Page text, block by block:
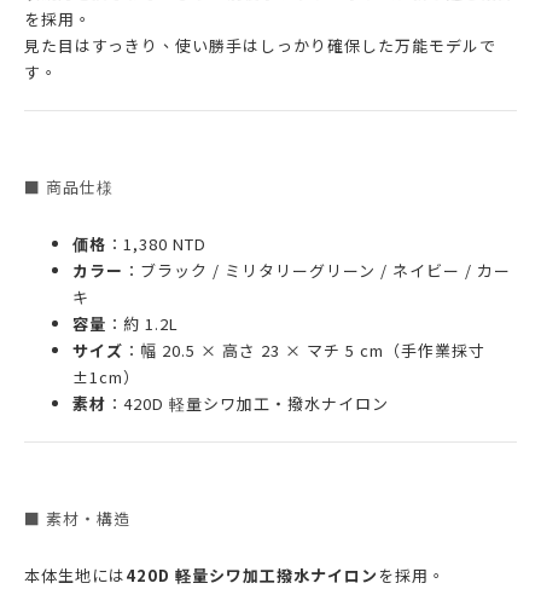
を採用。
見た目はすっきり、使い勝手はしっかり確保した万能モデルで
す。
■ 商品仕様
価格 ：1,380 NTD
カラー ：ブラック / ミリタリーグリーン / ネイビー / カー
キ
容量 ：約 1.2L
サイズ ：幅 20.5 × 高さ 23 × マチ 5 cm（手作業採寸
±1cm）
素材 ：420D 軽量シワ加工・撥水ナイロン
■ 素材・構造
本体生地には420D 軽量シワ加工撥水ナイロン を採用。